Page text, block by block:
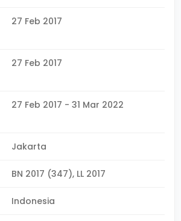
27 Feb 2017
27 Feb 2017
27 Feb 2017 - 31 Mar 2022
Jakarta
BN 2017 (347), LL 2017
Indonesia